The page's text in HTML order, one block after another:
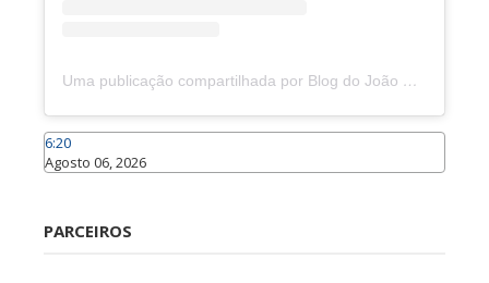
Uma publicação compartilhada por Blog do João Marcolino (@joaomarcolinoneto)
6:20
Agosto 06, 2026
PARCEIROS